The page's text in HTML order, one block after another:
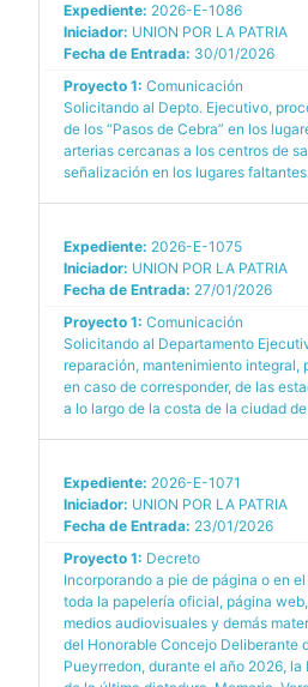
Expediente: 2026-E-1086
Iniciador: UNION POR LA PATRIA
Fecha de Entrada: 30/01/2026
Proyecto 1: Comunicación
Solicitando al Depto. Ejecutivo,
de los “Pasos de Cebra” en los
arterias cercanas a los centros de
señalización en los lugares
Expediente: 2026-E-1075
Iniciador: UNION POR LA PATRIA
Fecha de Entrada: 27/01/2026
Proyecto 1: Comunicación
Solicitando al Departamento
reparación, mantenimiento integral,
en caso de corresponder, de las
a lo largo de la costa de la ciudad
Expediente: 2026-E-1071
Iniciador: UNION POR LA PATRIA
Fecha de Entrada: 23/01/2026
Proyecto 1: Decreto
Incorporando a pie de página o en
toda la papelería oficial, página
medios audiovisuales y demás
del Honorable Concejo Deliberante
Pueyrredon, durante el año 2026, la